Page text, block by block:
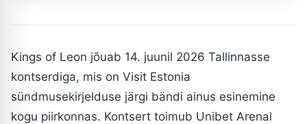
Kings of Leon jõuab 14. juunil 2026 Tallinnasse
kontserdiga, mis on Visit Estonia
sündmusekirjelduse järgi bändi ainus esinemine
kogu piirkonnas. Kontsert toimub Unibet Arenal